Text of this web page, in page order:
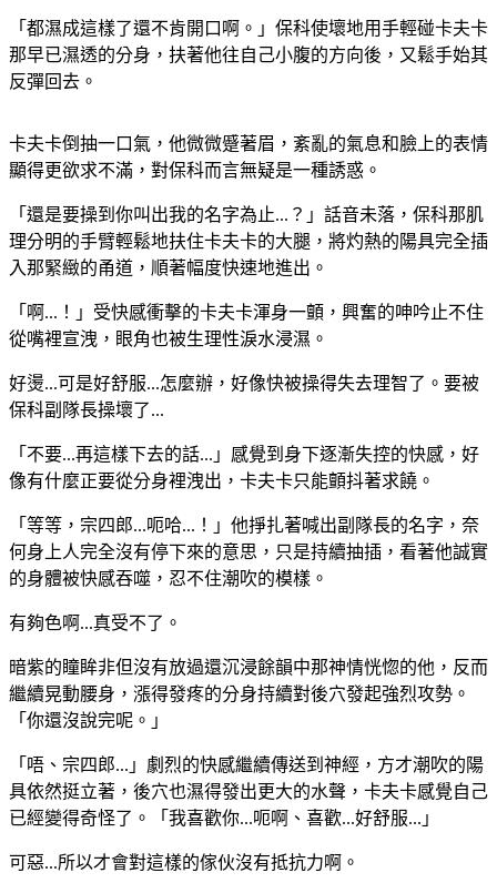
「都濕成這樣了還不肯開口啊。」保科使壞地用手輕碰卡夫卡
那早已濕透的分身，扶著他往自己小腹的方向後，又鬆手始其
反彈回去。
卡夫卡倒抽一口氣，他微微蹙著眉，紊亂的氣息和臉上的表情
顯得更欲求不滿，對保科而言無疑是一種誘惑。
「還是要操到你叫出我的名字為止...？」話音未落，保科那肌
理分明的手臂輕鬆地扶住卡夫卡的大腿，將灼熱的陽具完全插
入那緊緻的甬道，順著幅度快速地進出。
「啊...！」受快感衝擊的卡夫卡渾身一顫，興奮的呻吟止不住
從嘴裡宣洩，眼角也被生理性淚水浸濕。
好燙...可是好舒服...怎麼辦，好像快被操得失去理智了。要被
保科副隊長操壞了...
「不要...再這樣下去的話...」感覺到身下逐漸失控的快感，好
像有什麼正要從分身裡洩出，卡夫卡只能顫抖著求饒。
「等等，宗四郎...呃哈...！」他掙扎著喊出副隊長的名字，奈
何身上人完全沒有停下來的意思，只是持續抽插，看著他誠實
的身體被快感吞噬，忍不住潮吹的模樣。
有夠色啊...真受不了。
暗紫的瞳眸非但沒有放過還沉浸餘韻中那神情恍惚的他，反而
繼續晃動腰身，漲得發疼的分身持續對後穴發起強烈攻勢。
「你還沒說完呢。」
「唔、宗四郎...」劇烈的快感繼續傳送到神經，方才潮吹的陽
具依然挺立著，後穴也濕得發出更大的水聲，卡夫卡感覺自己
已經變得奇怪了。「我喜歡你...呃啊、喜歡...好舒服...」
可惡...所以才會對這樣的傢伙沒有抵抗力啊。